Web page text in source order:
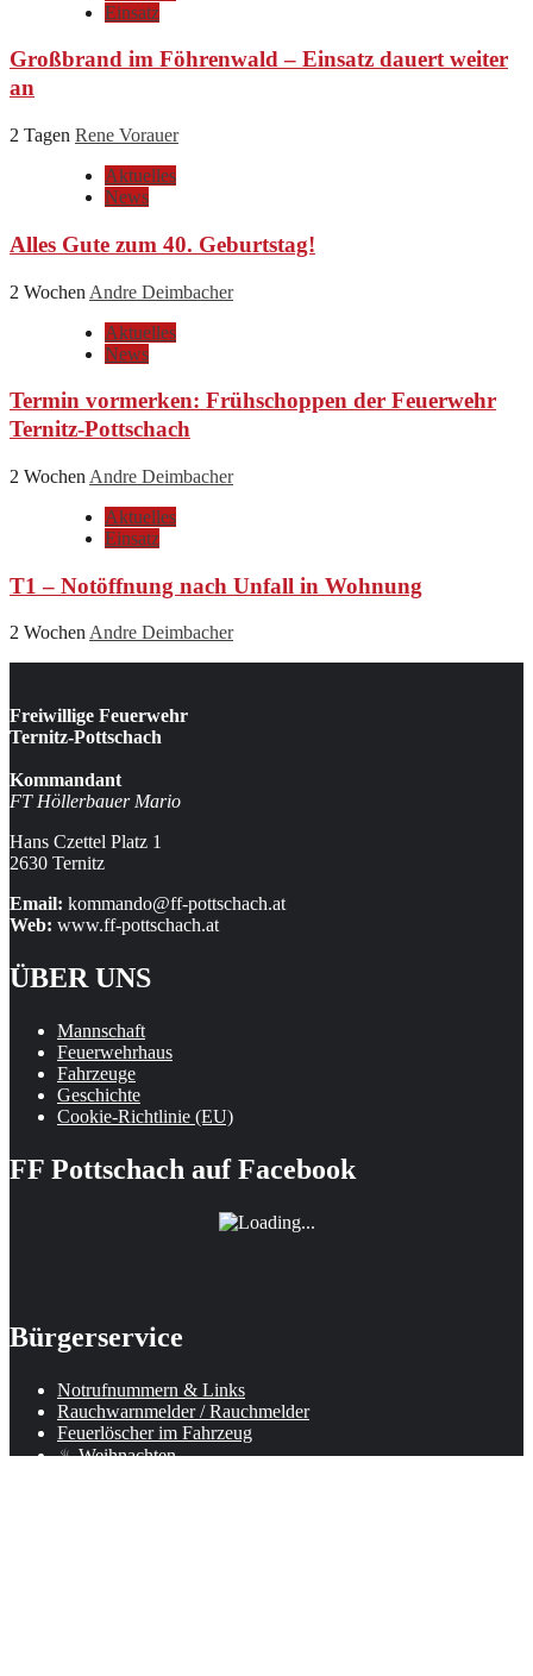
Einsatz
Großbrand im Föhrenwald – Einsatz dauert weiter
an
2 Tagen Rene Vorauer
Aktuelles
News
Alles Gute zum 40. Geburtstag!
2 Wochen Andre Deimbacher
Aktuelles
News
Termin vormerken: Frühschoppen der Feuerwehr
Ternitz-Pottschach
2 Wochen Andre Deimbacher
Aktuelles
Einsatz
T1 – Notöffnung nach Unfall in Wohnung
2 WochenAndre Deimbacher
Freiwillige Feuerwehr
Ternitz-Pottschach
Kommandant
FT Höllerbauer Mario
Hans Czettel Platz 1
2630 Ternitz
Email: kommando@ff-pottschach.at
Web: www.ff-pottschach.at
ÜBER UNS
Mannschaft
Feuerwehrhaus
Fahrzeuge
Geschichte
Cookie-Richtlinie (EU)
FF Pottschach auf Facebook
Bürgerservice
Notrufnummern & Links
Rauchwarnmelder / Rauchmelder
Feuerlöscher im Fahrzeug
♨ Weihnachten